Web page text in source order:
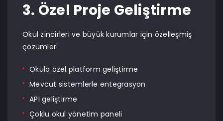
3. Özel Proje Geliştirme
Okul zincirleri ve büyük kurumlar için özelleşmiş
çözümler:
Okula özel platform geliştirme
Mevcut sistemlerle entegrasyon
API geliştirme
Çoklu okul yönetim paneli